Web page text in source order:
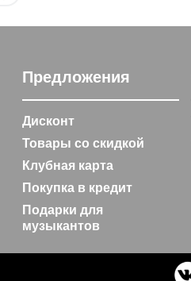
Предложения
Дисконт
Товары со скидкой
Клубная карта
Покупка в кредит
Подарки для
музыкантов